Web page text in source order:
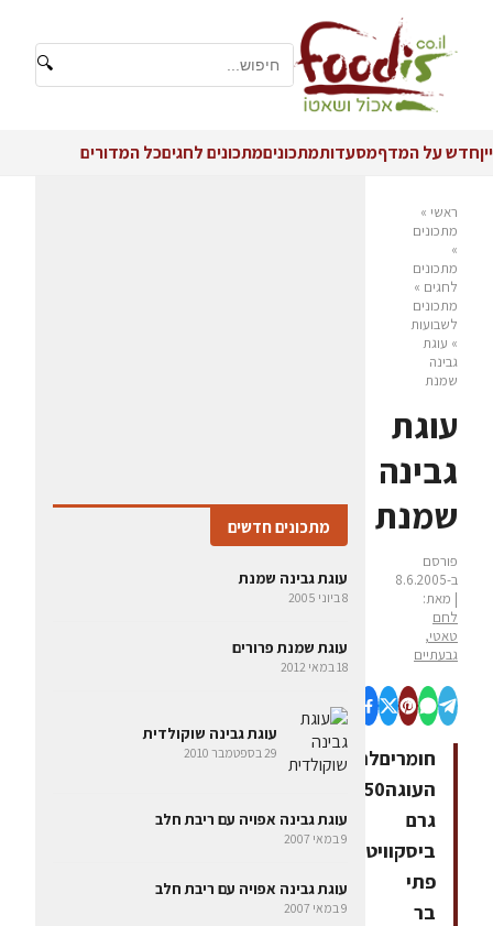
🔍
ייןחדש על המדףמסעדותמתכוניםמתכונים לחגיםכל המדורים
ראשי »
מתכונים
»
מתכונים
לחגים »
מתכונים
לשבועות
» עוגת
גבינה
שמנת
עוגת
גבינה
שמנת
פורסם
ב-8.6.2005
| מאת:
לחם
טאטי,
גבעתיים
חומריםלתחתית
העוגה250
גרם
ביסקוויט
פתי
בר
מתכונים חדשים
עוגת גבינה שמנת
8 ביוני 2005
עוגת שמנת פרורים
18 במאי 2012
עוגת גבינה שוקולדית
29 בספטמבר 2010
עוגת גבינה אפויה עם ריבת חלב
9 במאי 2007
עוגת גבינה אפויה עם ריבת חלב
9 במאי 2007